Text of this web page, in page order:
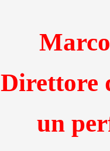
Direttore
un